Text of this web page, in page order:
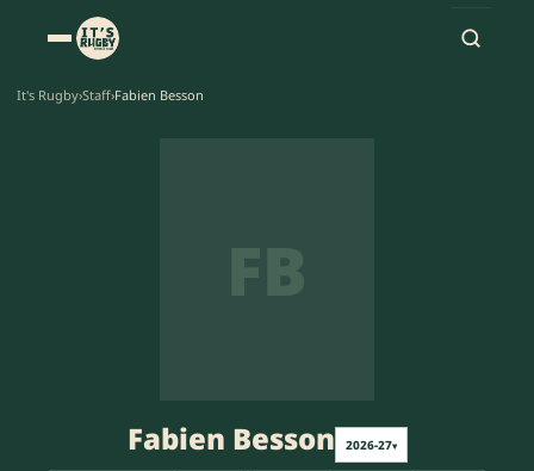
It's Rugby›Staff›Fabien Besson
FB
Fabien Besson 2026-27▾